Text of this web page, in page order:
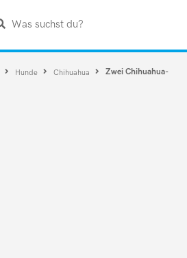
Was suchst du?
Hunde Chihuahua
Zwei Chihuahua-